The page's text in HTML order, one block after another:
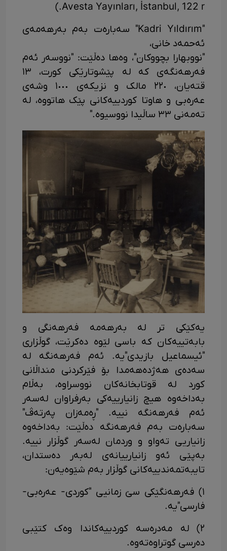
Avesta Yayınları, İstanbul, 122 r.)
"Kadri Yıldırım" سەبارەت بەم بەرهەمەی
ئەحمەد خانی،
"نووبهارا بچووکان"، وەها دەڵێت: "نووسەر ئەم
فەرهەنگەی کە لە پێشوتارێکی کورت، ١٣
قتەیان، ٢٢٠ مالک و نزیکەی ١٠٠٠ وشەی
عەرەبی و هاوتا کوردییەکانی پێک هاتووە، لە
تەمەنی ٣٣ ساڵیدا نووسیوە."
یەکێکی تر لە بەرهەمە فەرهەنگی و
بابەتییەکان کە باسی لێوە دەکرێت، گوڵزاری
"ئیسماعیل بازیدی"یە. ئەم فەرهەنگە لە
سەدەی هەژدەهەمدا بۆ فێرکردنی منداڵانی
کورد لە قوتابخانەکان نووسراوە، بەڵام
بەداخەوە هیچ زانیارییەکی بەرفراوان لەسەر
ئەم فەرهەنگە نییە. "ڕەمەزان پەرتەڤ"
سەبارەت بەم فەرهەنگە دەڵێت: بەداخەوە
زانیاریی تەواو و وردمان لەسەر گوڵزار نییە.
بەپێی ئەو زانیارییانەی لەبەر دەستدان،
تایبەتمەندییەکانی گوڵزار بەم شێوەیەن:
١) فەرهەنگێکی سێ زمانیی "کوردی- عەرەبی-
فارسی"یە.
٢) لە مەدرەسە کوردییەکاندا وەک کتێبی
دەرسی گوتراوەتەوە.